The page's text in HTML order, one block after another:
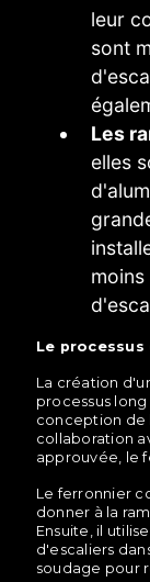
leur
sont
Les
elles
Le
La création d'une rampes d'escaliers sur mesure est un
processus
conception de
collaboration
approuvée, le
Le ferronnier commence par la forge, qui permet de
donner à la
Ensuite, il
d'escaliers
soudage pour